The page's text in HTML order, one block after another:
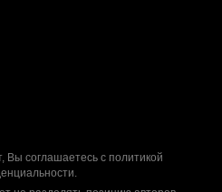
Вы соглашаетесь с политикой
.